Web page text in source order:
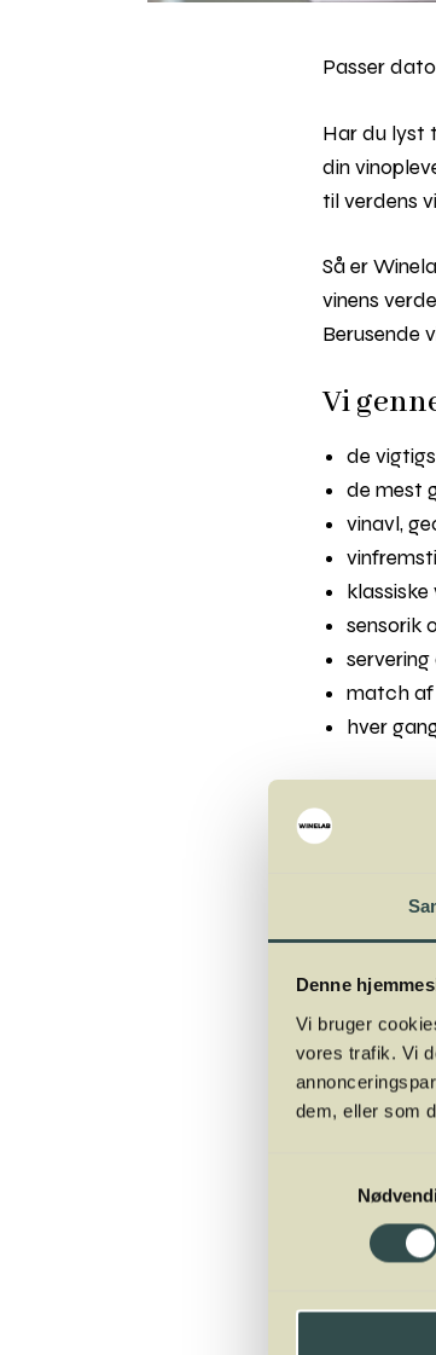
Denne
Vi bruger
vores trafik. Vi
dem, eller som
Passer
Har du lyst
din
til verdens
Så er
vinens
Berusende
Vi
de
de mest
vinavl,
sensorik
match af
hver
Hvor
:
Antal
Pris: 1.650,-
Kurset
Billetter
at deltage.
Køb